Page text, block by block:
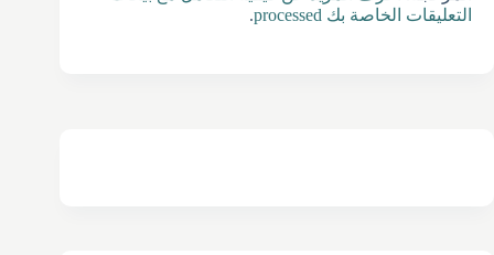
التعليقات الخاصة بك processed
.